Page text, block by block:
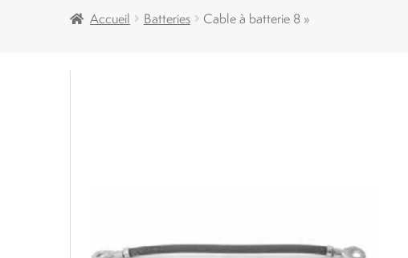
Accueil Batteries Cable à batterie 8 »